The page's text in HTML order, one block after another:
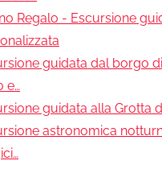
Regalo - Escursione
guidata dal borgo
e…
guidata alla Grotta
astronomica